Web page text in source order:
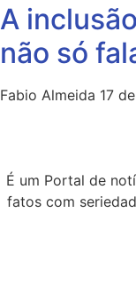
A
não só
Fabio Almeida 17
É um Portal de
fatos com